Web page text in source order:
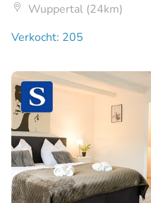
Wuppertal (24km)
Verkocht: 205